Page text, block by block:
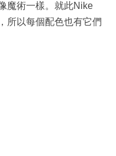
魔術一樣。就此Nike
所以每個配色也有它們